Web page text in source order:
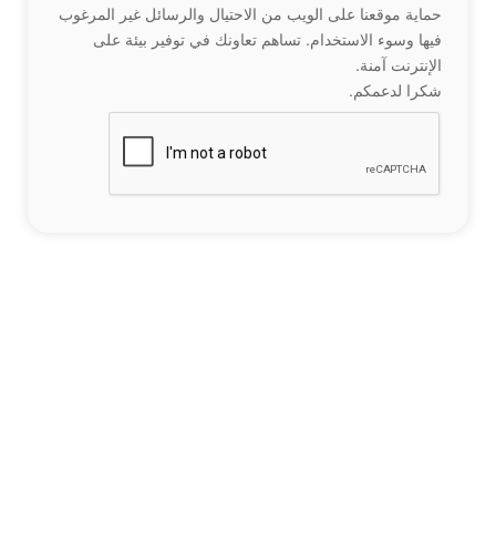
حماية موقعنا على الويب من الاحتيال والرسائل غير المرغوب
فيها وسوء الاستخدام. تساهم تعاونك في توفير بيئة على
الإنترنت آمنة.
شكرا لدعمكم.